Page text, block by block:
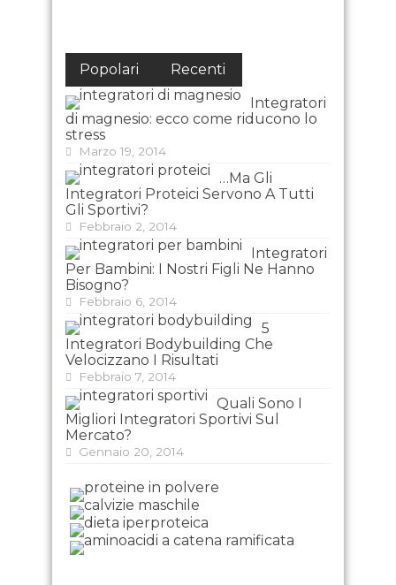
Popolari
Recenti
Integratori
di magnesio: ecco come riducono lo
stress
Marzo 19, 2014
…Ma Gli
Integratori Proteici Servono A Tutti
Gli Sportivi?
Febbraio 2, 2014
Integratori
Per Bambini: I Nostri Figli Ne Hanno
Bisogno?
Febbraio 6, 2014
5
Integratori Bodybuilding Che
Velocizzano I Risultati
Febbraio 7, 2014
Quali Sono I
Migliori Integratori Sportivi Sul
Mercato?
Gennaio 20, 2014